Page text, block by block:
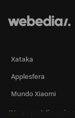
Xataka
Applesfera
Mundo Xiaomi
Otras